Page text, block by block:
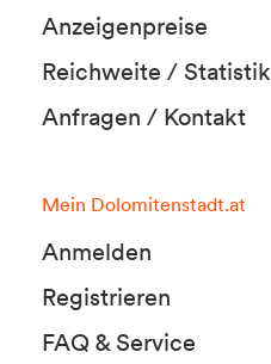
Anzeigenpreise
Reichweite / Statistik
Anfragen / Kontakt
Mein Dolomitenstadt.at
Anmelden
Registrieren
FAQ & Service